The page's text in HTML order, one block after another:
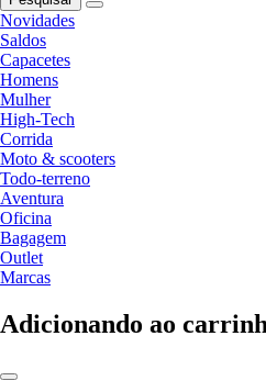
Novidades
Saldos
Capacetes
Homens
Mulher
High-Tech
Corrida
Moto & scooters
Todo-terreno
Aventura
Oficina
Bagagem
Outlet
Marcas
Adicionando ao